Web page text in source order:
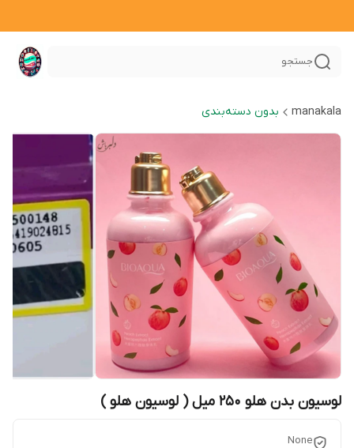
جستجو
manakala بدون دسته‌بندی
لوسیون بدن هلو 250 میل ( لوسیون هلو )
None